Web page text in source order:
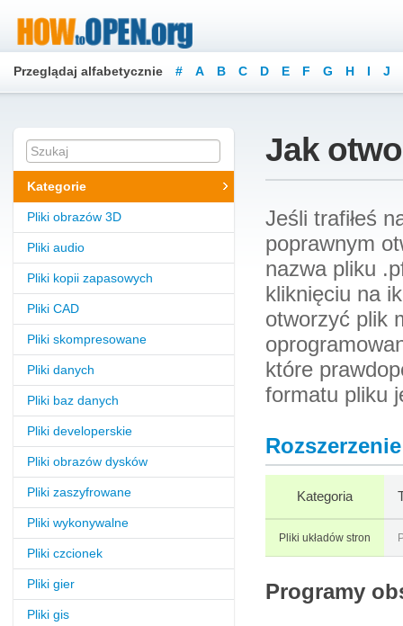
Przeglądaj alfabetycznie # A B C D E F G H I J
Kategorie
Pliki obrazów 3D
Pliki audio
Pliki kopii zapasowych
Pliki CAD
Pliki skompresowane
Pliki danych
Pliki baz danych
Pliki developerskie
Pliki obrazów dysków
Pliki zaszyfrowane
Pliki wykonywalne
Pliki czcionek
Pliki gier
Pliki gis
Jak
Jeśli trafiłeś
poprawnym
nazwa pliku
kliknięciu na
otworzyć plik
które
formatu pliku
Kategoria
Pliki układów stron
Programy